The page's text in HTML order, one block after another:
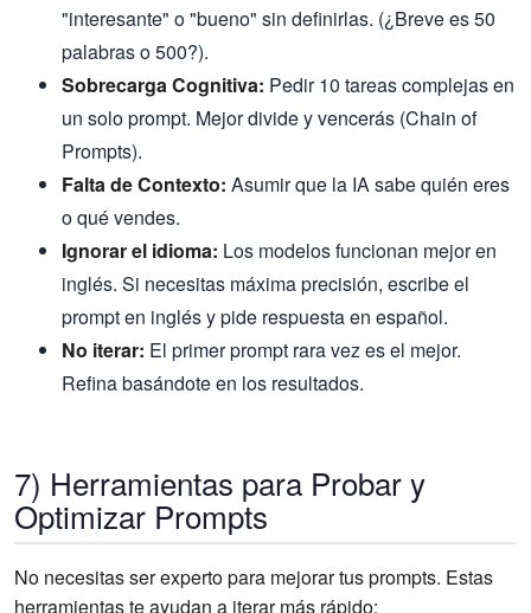
"interesante" o "bueno" sin definirlas. (¿Breve es 50
palabras o 500?).
Sobrecarga Cognitiva: Pedir 10 tareas complejas en
un solo prompt. Mejor divide y vencerás (Chain of
Prompts).
Falta de Contexto: Asumir que la IA sabe quién eres
o qué vendes.
Ignorar el idioma: Los modelos funcionan mejor en
inglés. Si necesitas máxima precisión, escribe el
prompt en inglés y pide respuesta en español.
No iterar: El primer prompt rara vez es el mejor.
Refina basándote en los resultados.
7) Herramientas para Probar y
Optimizar Prompts
No necesitas ser experto para mejorar tus prompts. Estas
herramientas te ayudan a iterar más rápido: